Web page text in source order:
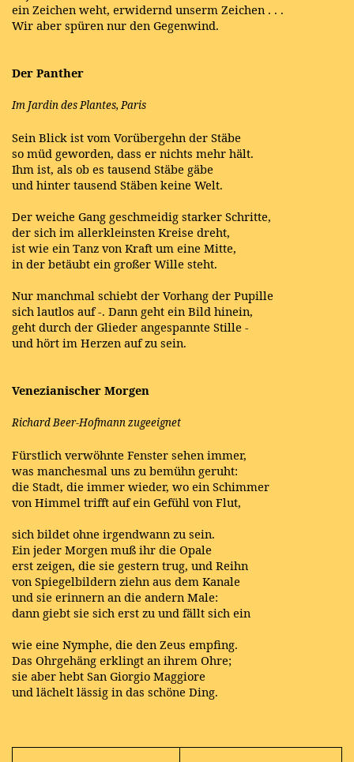
ein Zeichen weht, erwidernd unserm Zeichen . . .
Wir aber spüren nur den Gegenwind.
Der Panther
Im Jardin des Plantes, Paris
Sein Blick ist vom Vorübergehn der Stäbe
so müd geworden, dass er nichts mehr hält.
Ihm ist, als ob es tausend Stäbe gäbe
und hinter tausend Stäben keine Welt.
Der weiche Gang geschmeidig starker Schritte,
der sich im allerkleinsten Kreise dreht,
ist wie ein Tanz von Kraft um eine Mitte,
in der betäubt ein großer Wille steht.
Nur manchmal schiebt der Vorhang der Pupille
sich lautlos auf -. Dann geht ein Bild hinein,
geht durch der Glieder angespannte Stille -
und hört im Herzen auf zu sein.
Venezianischer Morgen
Richard Beer-Hofmann zugeeignet
Fürstlich verwöhnte Fenster sehen immer,
was manchesmal uns zu bemühn geruht:
die Stadt, die immer wieder, wo ein Schimmer
von Himmel trifft auf ein Gefühl von Flut,
sich bildet ohne irgendwann zu sein.
Ein jeder Morgen muß ihr die Opale
erst zeigen, die sie gestern trug, und Reihn
von Spiegelbildern ziehn aus dem Kanale
und sie erinnern an die andern Male:
dann giebt sie sich erst zu und fällt sich ein
wie eine Nymphe, die den Zeus empfing.
Das Ohrgehäng erklingt an ihrem Ohre;
sie aber hebt San Giorgio Maggiore
und lächelt lässig in das schöne Ding.